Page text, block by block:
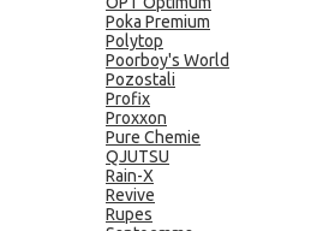
Poka Premium
Polytop
Poorboy's World
Pozostali
Profix
Proxxon
Pure Chemie
QJUTSU
Rain-X
Revive
Rupes